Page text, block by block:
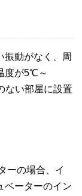
振動がなく、周
度が5℃～
ない部屋に設置
ーの場合、イ
ベーターのイン